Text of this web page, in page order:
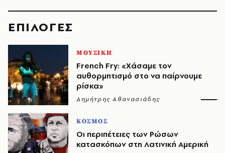
EΠΙΛΟΓΈΣ
ΜΟΥΣΙΚΗ
French Fry: «Χάσαμε τον
αυθορμητισμό στο να παίρνουμε
ρίσκα»
Δημήτρης Αθανασιάδης
ΚΟΣΜΟΣ
Οι περιπέτειες των Ρώσων
κατασκόπων στη Λατινική Αμερική